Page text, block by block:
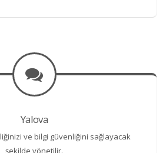
Yalova
ve bilgi güvenliğini sağlayacak
şekilde yönetilir.